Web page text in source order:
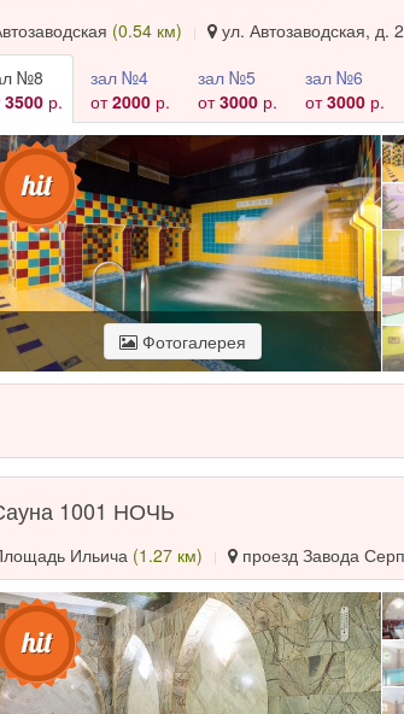
(0.54 км) ул. Автозаводская, д.
№8
3500 р.
зал №4
от2000 р.
зал №5
от3000 р.
зал №6
от3000 р.
Фотогалерея
1001 НОЧЬ
Ильича (1.27 км) проезд Завода